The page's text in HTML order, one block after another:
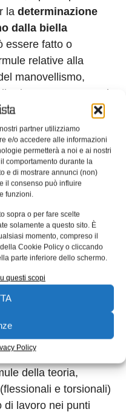
partner utilizziamo
e/o accedere alle informazioni
permetterà a noi e ai nostri
comportamento durante la
e di mostrare annunci (non)
il consenso può influire
funzioni.
sopra o per fare scelte
solamente a questo sito. È
momento, compreso il
Cookie Policy o cliccando
parte inferiore dello schermo.
questi scopi
Policy
la determinazione
dalla biella
essere fatto o
relative alla
manovellismo,
soprattutto per i
definire un sistema
assiale,
a una delle
rispetto a queste
le condizioni di
realizzate dai
un’analisi
che utilizzi elementi
tutto il ciclo di lavoro
di rotazione, in
le componenti delle
variano le azioni
della teoria,
e torsionali)
di lavoro nei punti